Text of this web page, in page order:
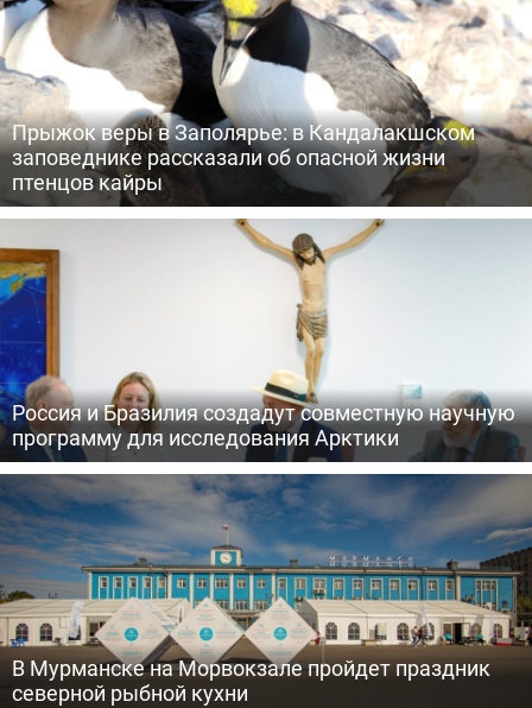
Прыжок веры в Заполярье: в Кандалакшском
заповеднике рассказали об опасной жизни
птенцов кайры
Россия и Бразилия создадут совместную научную
программу для исследования Арктики
В Мурманске на Морвокзале пройдет праздник
северной рыбной кухни